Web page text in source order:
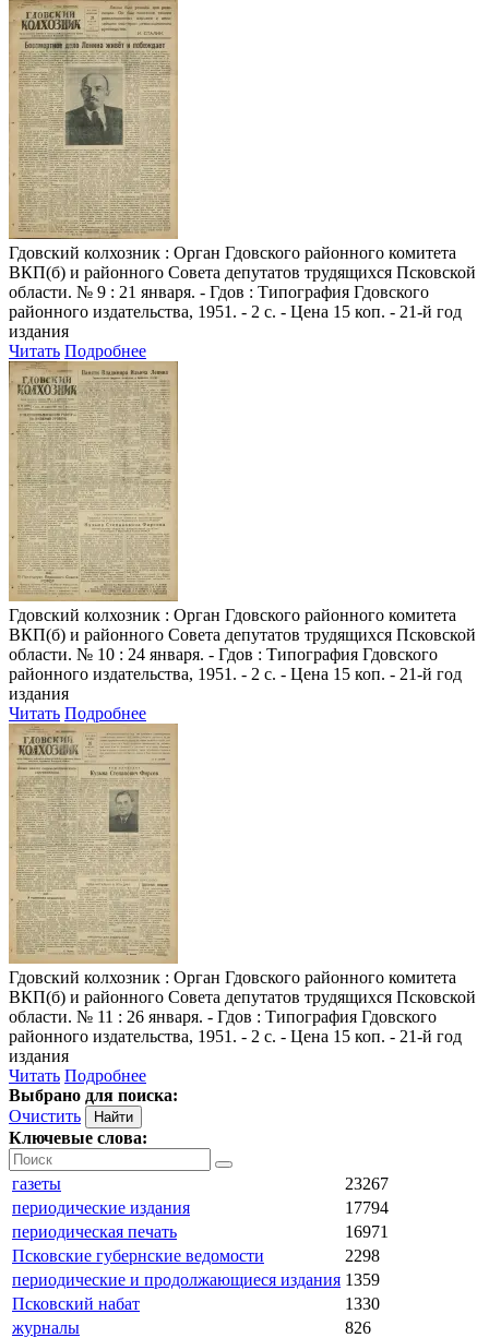
Гдовский колхозник : Орган Гдовского районного комитета
ВКП(б) и районного Совета депутатов трудящихся Псковской
области. № 9 : 21 января. - Гдов : Типография Гдовского
районного издательства, 1951. - 2 с. - Цена 15 коп. - 21-й год
издания
Читать Подробнее
Гдовский колхозник : Орган Гдовского районного комитета
ВКП(б) и районного Совета депутатов трудящихся Псковской
области. № 10 : 24 января. - Гдов : Типография Гдовского
районного издательства, 1951. - 2 с. - Цена 15 коп. - 21-й год
издания
Читать Подробнее
Гдовский колхозник : Орган Гдовского районного комитета
ВКП(б) и районного Совета депутатов трудящихся Псковской
области. № 11 : 26 января. - Гдов : Типография Гдовского
районного издательства, 1951. - 2 с. - Цена 15 коп. - 21-й год
издания
Читать Подробнее
Выбрано для поиска:
Очистить
Ключевые слова:
газеты
23267
периодические издания
17794
периодическая печать
16971
Псковские губернские ведомости
2298
периодические и продолжающиеся издания 1359
Псковский набат
1330
журналы
826